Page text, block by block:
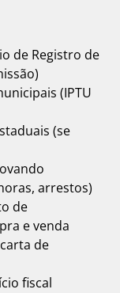
de Registro de
(IPTU
(se
arrestos)
de
e venda
de
fiscal